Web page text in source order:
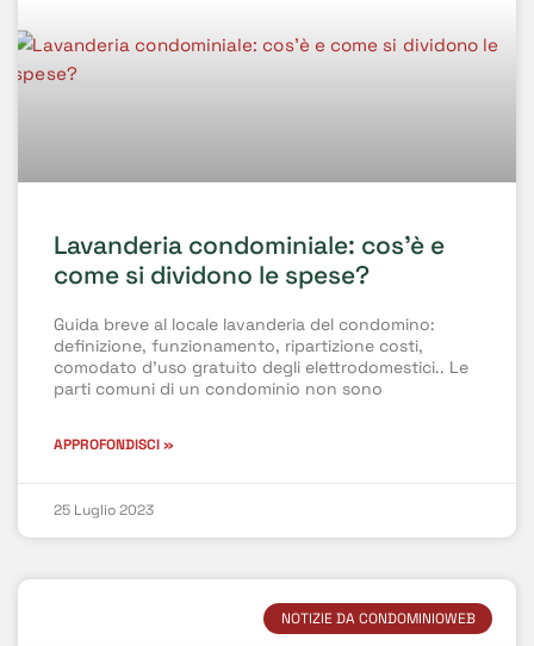
Lavanderia condominiale: cos’è e
come si dividono le spese?
Guida breve al locale lavanderia del condomino:
definizione, funzionamento, ripartizione costi,
comodato d’uso gratuito degli elettrodomestici.. Le
parti comuni di un condominio non sono
APPROFONDISCI »
25 Luglio 2023
NOTIZIE DA CONDOMINIOWEB